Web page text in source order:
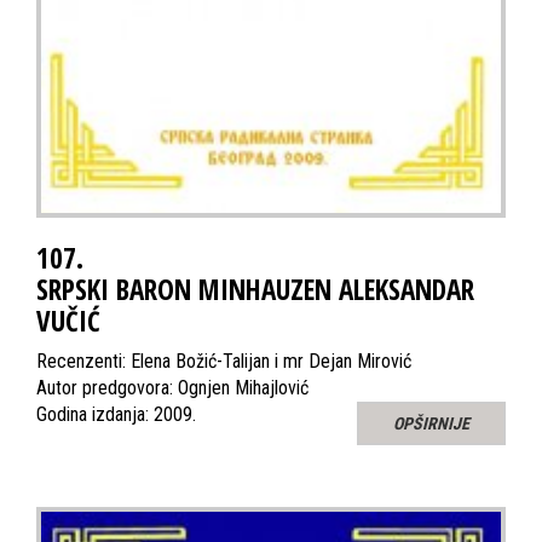
107.
SRPSKI BARON MINHAUZEN ALEKSANDAR
VUČIĆ
Recenzenti: Elena Božić-Talijan i mr Dejan Mirović
Autor predgovora: Ognjen Mihajlović
Godina izdanja: 2009.
OPŠIRNIJE